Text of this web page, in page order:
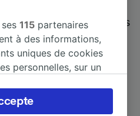
nous, que ceux qui nous
ses115 partenaires
à des informations,
uniques de cookies
personnelles, sur un
en exerçant votre
légitime, en